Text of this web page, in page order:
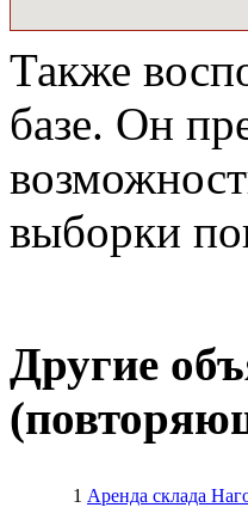
Также
базе. Он
выборки
Другие
1 Аренда склада